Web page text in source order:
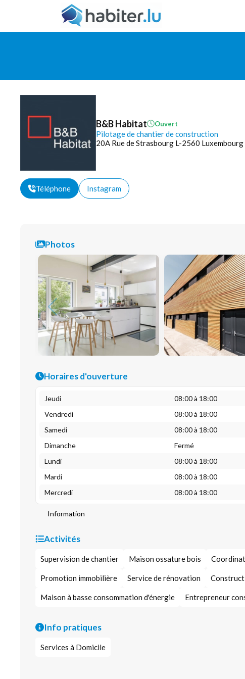
B&B Habitat Ouvert
Pilotage de chantier de construction
20A Rue de Strasbourg L-2560 Luxembourg
Téléphone Instagram
Photos
Horaires d'ouverture
Jeudi
08:00 à 18:00
Vendredi
08:00 à 18:00
Samedi
08:00 à 18:00
Dimanche
Fermé
Lundi
08:00 à 18:00
Mardi
08:00 à 18:00
Mercredi
08:00 à 18:00
Information
Activités
Supervision de chantier Maison ossature bois
Promotion immobilière Service de rénovation
Maison à basse consommation d'énergie Entrepreneur
Info pratiques
Services à Domicile